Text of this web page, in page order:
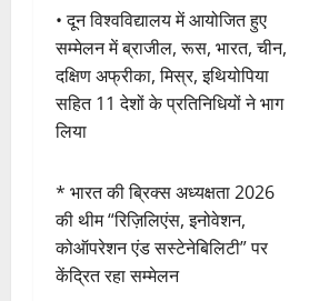
• दून विश्वविद्यालय में आयोजित हुए
सम्मेलन में ब्राजील, रूस, भारत, चीन,
दक्षिण अफ्रीका, मिस्र, इथियोपिया
सहित 11 देशों के प्रतिनिधियों ने भाग
लिया
* भारत की ब्रिक्स अध्यक्षता 2026
की थीम “रिज़िलिएंस, इनोवेशन,
कोऑपरेशन एंड सस्टेनेबिलिटी” पर
केंद्रित रहा सम्मेलन